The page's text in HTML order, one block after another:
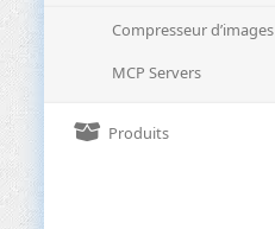
Compresseur d’images
MCP Servers
Produits